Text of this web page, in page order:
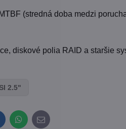
(stredná doba medzi
diskové polia RAID a staršie
2.5"
WhatsApp
E-